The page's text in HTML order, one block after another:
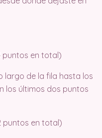
puntos en total)
largo de la fila hasta los
los últimos dos puntos
puntos en total)